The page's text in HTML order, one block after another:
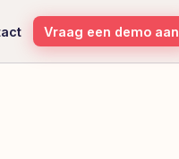
Vraag een demo aan